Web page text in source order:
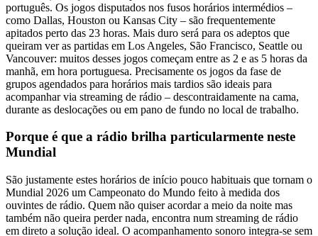
português. Os jogos disputados nos fusos horários intermédios –
como Dallas, Houston ou Kansas City – são frequentemente
apitados perto das 23 horas. Mais duro será para os adeptos que
queiram ver as partidas em Los Angeles, São Francisco, Seattle ou
Vancouver: muitos desses jogos começam entre as 2 e as 5 horas da
manhã, em hora portuguesa. Precisamente os jogos da fase de
grupos agendados para horários mais tardios são ideais para
acompanhar via streaming de rádio – descontraidamente na cama,
durante as deslocações ou em pano de fundo no local de trabalho.
Porque é que a rádio brilha particularmente neste
Mundial
São justamente estes horários de início pouco habituais que tornam o
Mundial 2026 um Campeonato do Mundo feito à medida dos
ouvintes de rádio. Quem não quiser acordar a meio da noite mas
também não queira perder nada, encontra num streaming de rádio
em direto a solução ideal. O acompanhamento sonoro integra-se sem